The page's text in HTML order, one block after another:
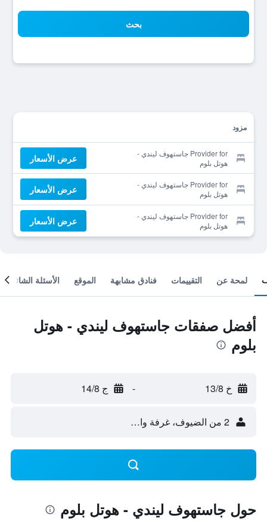
بحث
مزود
Provider for جاستهوف ليندي -
هوتل بلوم
عرض الأسعار
Provider for جاستهوف ليندي -
هوتل بلوم
عرض الأسعار
Provider for جاستهوف ليندي -
هوتل بلوم
عرض الأسعار
لمحة عن التقييمات فنادق مشابهة الموقع الأسئلة الشائعة
أفضل صفقات جاستهوف ليندي - هوتل
بلوم
خ 13/8 - ج 14/8
2 من الضيوف، غرفة واحدة
حول جاستهوف ليندي - هوتل بلوم